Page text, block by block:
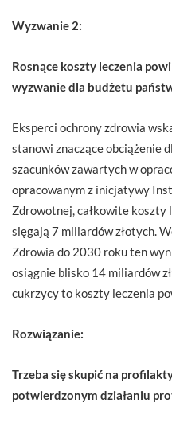
Wyzwanie 2:
Rosnące koszty leczenia
wyzwanie dla budżetu
Eksperci ochrony zdrowia
stanowi znaczące obciążenie
szacunków zawartych w
opracowanym z inicjatywy
Zdrowotnej, całkowite koszty
sięgają 7 miliardów złotych.
Zdrowia do 2030 roku ten
osiągnie blisko 14 miliardów
cukrzycy to koszty leczenia
Rozwiązanie:
Trzeba się skupić na
potwierdzonym działaniu